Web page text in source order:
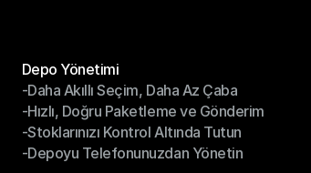
Depo Yönetimi
Depo Yönetimi
-Daha Akıllı Seçim, Daha Az Çaba
-Daha Akıllı Seçim, Daha Az Çaba
-Hızlı, Doğru Paketleme ve Gönderim
-Hızlı, Doğru Paketleme ve Gönderim
-Stoklarınızı Kontrol Altında Tutun
-Stoklarınızı Kontrol Altında Tutun
-Depoyu Telefonunuzdan Yönetin